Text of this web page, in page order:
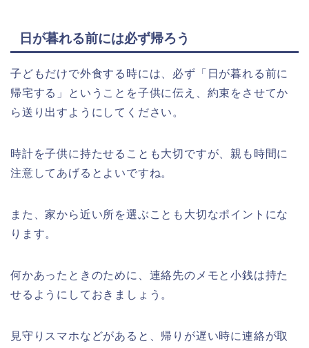
日が暮れる前には必ず帰ろう
子どもだけで外食する時には、必ず「日が暮れる前に
帰宅する」ということを子供に伝え、約束をさせてか
ら送り出すようにしてください。
時計を子供に持たせることも大切ですが、親も時間に
注意してあげるとよいですね。
また、家から近い所を選ぶことも大切なポイントにな
ります。
何かあったときのために、連絡先のメモと小銭は持た
せるようにしておきましょう。
見守りスマホなどがあると、帰りが遅い時に連絡が取